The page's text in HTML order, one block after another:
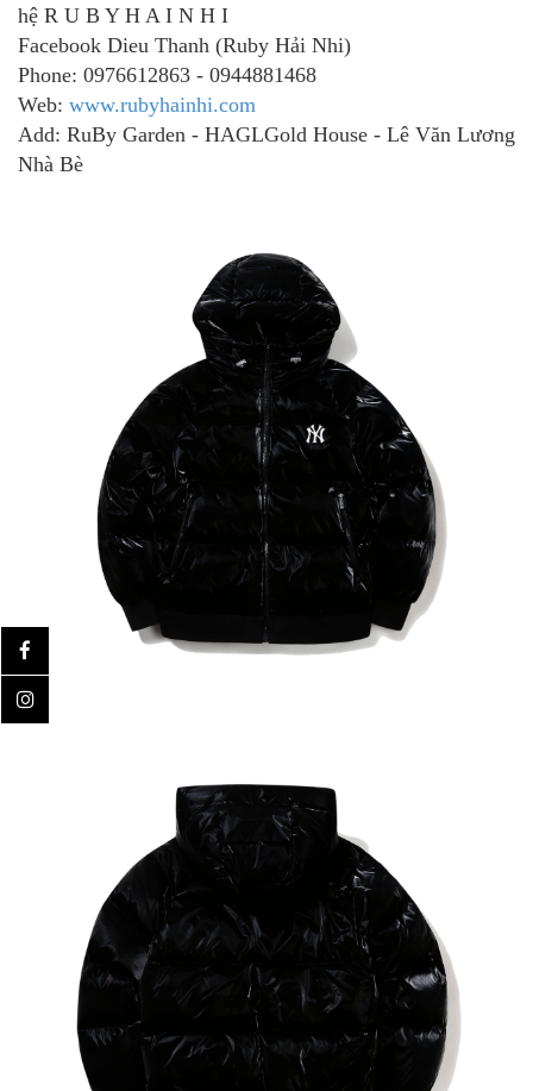
hệ R U B Y H A I N H I
Facebook Dieu Thanh (Ruby Hải Nhi)
Phone: 0976612863 - 0944881468
Web: www.rubyhainhi.com
Add: RuBy Garden - HAGLGold House - Lê Văn Lương
Nhà Bè